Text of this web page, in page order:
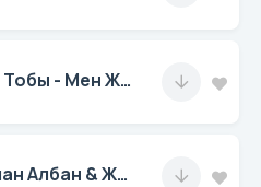
Азия Тобы - Мен Жастарға Сенемін
Нұрлан Албан & Жанар Айжанова - Домбыраның Үні Әқ